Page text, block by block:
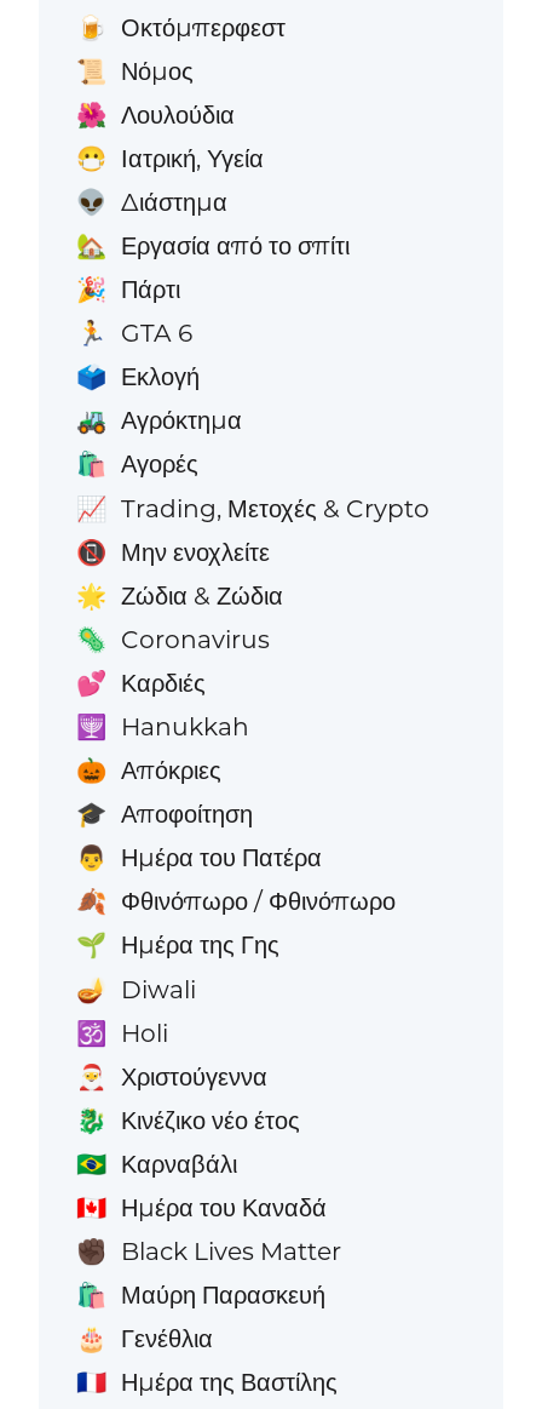
🍺 Οκτόμπερφεστ
📜 Νόμος
🌺 Λουλούδια
😷 Ιατρική, Υγεία
👽 Διάστημα
🏡 Εργασία από το σπίτι
🎉 Πάρτι
🏃 GTA 6
🗳️ Εκλογή
🚜 Αγρόκτημα
🛍️ Αγορές
📈 Trading, Μετοχές & Crypto
📵 Μην ενοχλείτε
🌟 Ζώδια & Ζώδια
🦠 Coronavirus
💕 Καρδιές
🕎 Hanukkah
🎃 Απόκριες
🎓 Αποφοίτηση
👨 Ημέρα του Πατέρα
🍂 Φθινόπωρο / Φθινόπωρο
🌱 Ημέρα της Γης
🪔 Diwali
🕉️ Holi
🎅 Χριστούγεννα
🐉 Κινέζικο νέο έτος
🇧🇷 Καρναβάλι
🇨🇦 Ημέρα του Καναδά
✊🏿 Black Lives Matter
🛍️ Μαύρη Παρασκευή
🎂 Γενέθλια
🇫🇷 Ημέρα της Βαστίλης